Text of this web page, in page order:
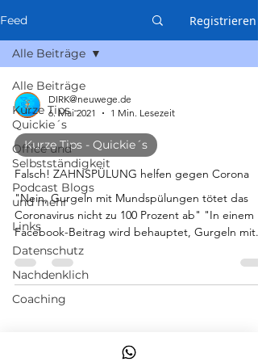
Feed Registrieren
Alle Beiträge
Kurze Tips -
Quickie´s
Office und
Selbstständigkeit
Podcast Blogs
und mehr
Links
Datenschutz
Nachdenklich
Coaching
Alle Beiträge
DIRK@neuwege.de
6. Mai 2021
1 Min. Lesezeit
Kurze Tips - Quickie´s
Falsch! ZAHNSPÜLUNG helfen gegen Corona
"Nein, Gurgeln mit Mundspülungen tötet das
Coronavirus nicht zu 100 Prozent ab" "In einem
Facebook-Beitrag wird behauptet, Gurgeln mit...